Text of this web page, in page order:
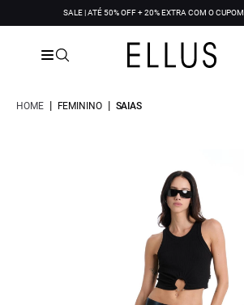
SALE | ATÉ 50% OFF + 20% EXTRA COM O CUPOM
HOME | FEMININO | SAIAS